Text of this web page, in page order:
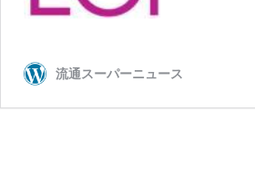
流通スーパーニュース